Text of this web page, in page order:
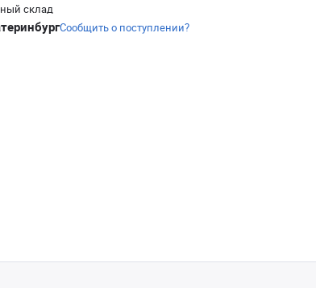
склад
Сообщить о поступлении?